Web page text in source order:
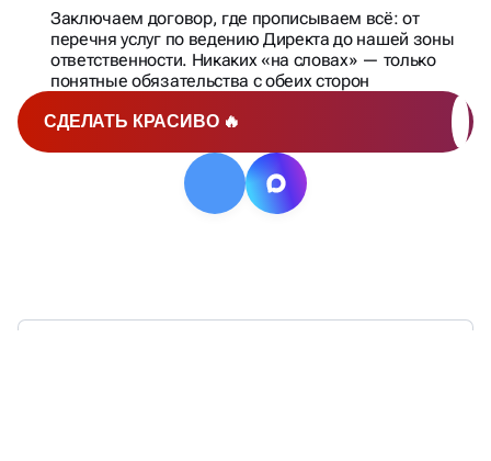
СДЕЛАТЬ КРАСИВО 🔥
Заключаем договор, где прописываем всё: от
перечня услуг по ведению Директа до нашей зоны
ответственности. Никаких «на словах» — только
понятные обязательства с обеих сторон